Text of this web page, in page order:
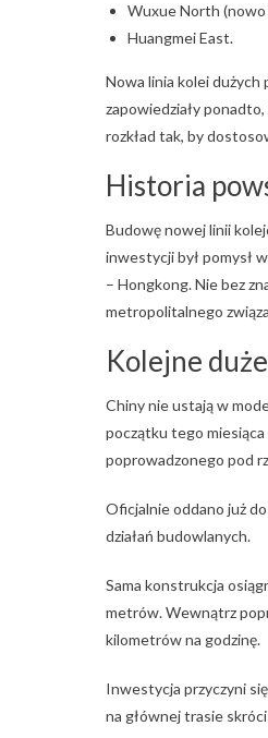
Wuxue North
Huangmei East.
Nowa linia kolei dużych
zapowiedziały
rozkład tak, by
Historia
Budowę nowej linii
inwestycji był pomysł
– Hongkong. Nie bez
metropolitalnego
Kolejne
Chiny nie ustają w
początku tego
poprowadzonego pod
Oficjalnie oddano już
działań budowlanych.
Sama konstrukcja
metrów. Wewnątrz
kilometrów na godzinę.
Inwestycja przyczyni
na głównej trasie